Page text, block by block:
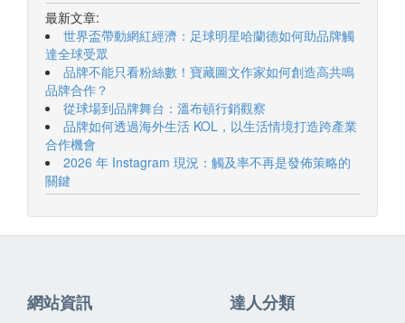
最新文章:
世界盃帶動網紅經濟：足球明星哈蘭德如何助品牌觸
達全球受眾
品牌不能只看粉絲數！寶藏圖文作家如何創造高共鳴
品牌合作？
從球場到品牌舞台：溫布頓行銷觀察
品牌如何透過海外生活 KOL，以生活情境打造跨產業
合作機會
2026 年 Instagram 現況：觸及率不再是發佈策略的
關鍵
網站資訊 達人分類